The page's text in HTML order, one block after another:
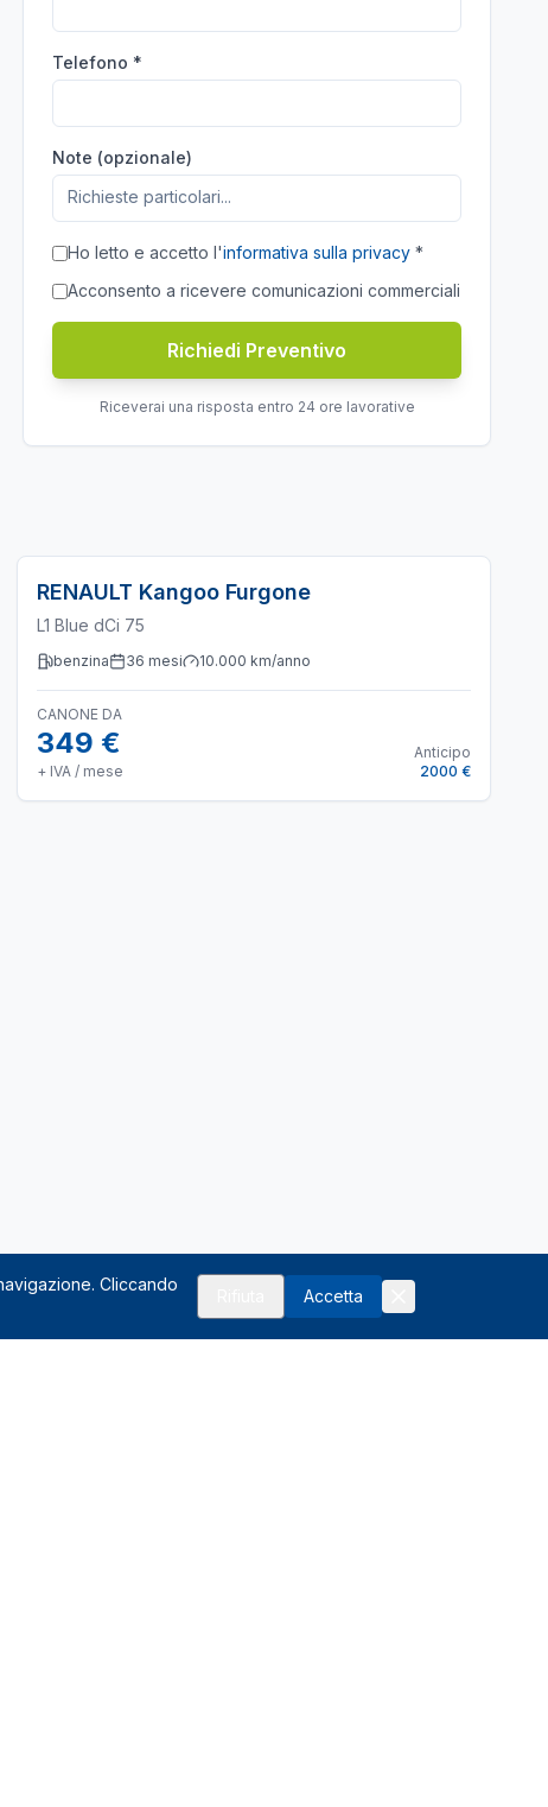
Telefono *
Note (opzionale)
Ho letto e accetto l'informativa sulla privacy *
Acconsento a ricevere comunicazioni commerciali
Richiedi Preventivo
Riceverai una risposta entro 24 ore lavorative
RENAULT Kangoo Furgone
L1 Blue dCi 75
benzina 36 mesi 10.000 km/anno
CANONE DA
349 €
+ IVA / mese
Anticipo
2000 €
Cliccando
Accetta